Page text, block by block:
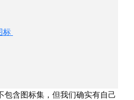
标
包含图标集，但我们确实有自己